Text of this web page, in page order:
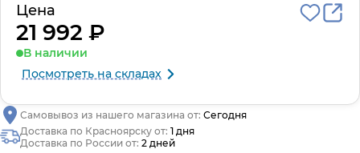
Цена
21 992 ₽
В наличии
Посмотреть на складах
Самовывоз из нашего магазина от: Сегодня
Доставка по Красноярску от: 1 дня
Доставка по России от: 2 дней